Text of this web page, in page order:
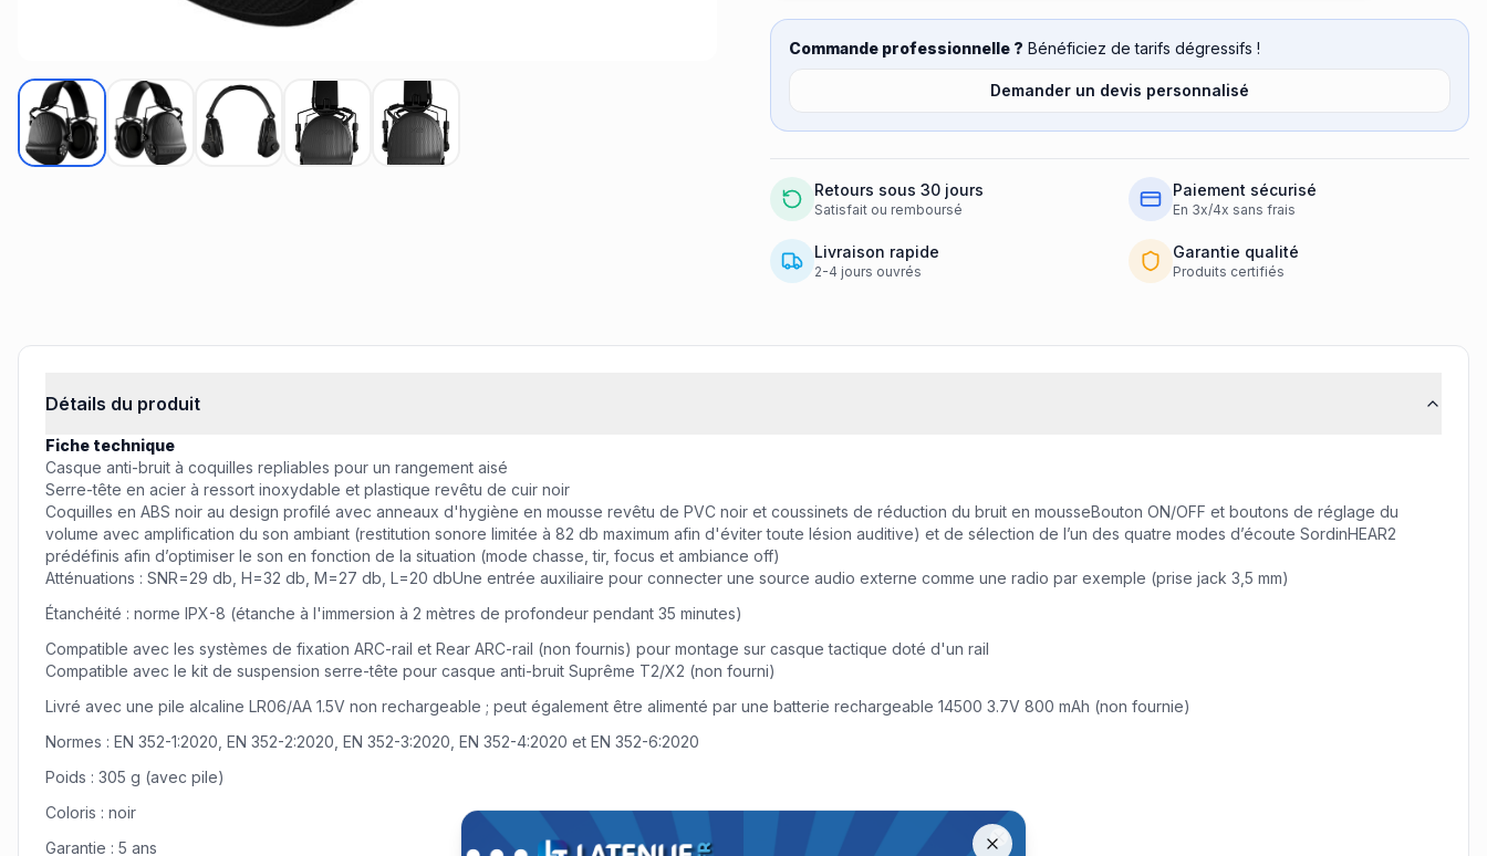
Commande professionnelle ? Bénéficiez de tarifs dégressifs !
Demander un devis personnalisé
Retours sous 30 jours
Satisfait ou remboursé
Paiement sécurisé
En 3x/4x sans frais
Livraison rapide
2-4 jours ouvrés
Garantie qualité
Produits certifiés
Détails du produit
Fiche technique
Casque anti-bruit à coquilles repliables pour un rangement aisé
Serre-tête en acier à ressort inoxydable et plastique revêtu de cuir noir
Coquilles en ABS noir au design profilé avec anneaux d'hygiène en mousse revêtu de PVC noir et coussinets de réduction du bruit en mousseBouton ON/OFF et boutons de réglage du
volume avec amplification du son ambiant (restitution sonore limitée à 82 db maximum afin d'éviter toute lésion auditive) et de sélection de l’un des quatre modes d’écoute SordinHEAR2
prédéfinis afin d’optimiser le son en fonction de la situation (mode chasse, tir, focus et ambiance off)
Atténuations : SNR=29 db, H=32 db, M=27 db, L=20 dbUne entrée auxiliaire pour connecter une source audio externe comme une radio par exemple (prise jack 3,5 mm)
Étanchéité : norme IPX-8 (étanche à l'immersion à 2 mètres de profondeur pendant 35 minutes)
Compatible avec les systèmes de fixation ARC-rail et Rear ARC-rail (non fournis) pour montage sur casque tactique doté d'un rail
Compatible avec le kit de suspension serre-tête pour casque anti-bruit Suprême T2/X2 (non fourni)
Livré avec une pile alcaline LR06/AA 1.5V non rechargeable ; peut également être alimenté par une batterie rechargeable 14500 3.7V 800 mAh (non fournie)
Normes : EN 352-1:2020, EN 352-2:2020, EN 352-3:2020, EN 352-4:2020 et EN 352-6:2020
Poids : 305 g (avec pile)
Coloris : noir
Garantie : 5 ans
Offre spéciale A10 Équipement jusqu'à −30 %
Remise jusqu'à 30 % sur les tenues A10 Équipement jusqu'au 13 août inclus.